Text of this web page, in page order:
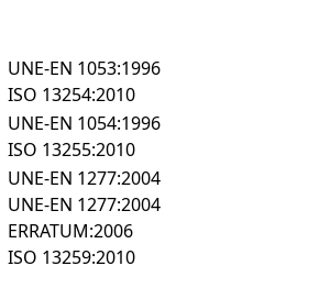
UNE-EN 1053:1996
ISO 13254:2010
UNE-EN 1054:1996
ISO 13255:2010
UNE-EN 1277:2004
UNE-EN 1277:2004
ERRATUM:2006
ISO 13259:2010